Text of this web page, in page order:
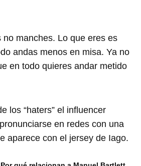
no manches. Lo que eres es
andas menos en misa. Ya no
en todo quieres andar metido
los “haters” el influencer
en redes con una
aparece con el jersey de Iago.